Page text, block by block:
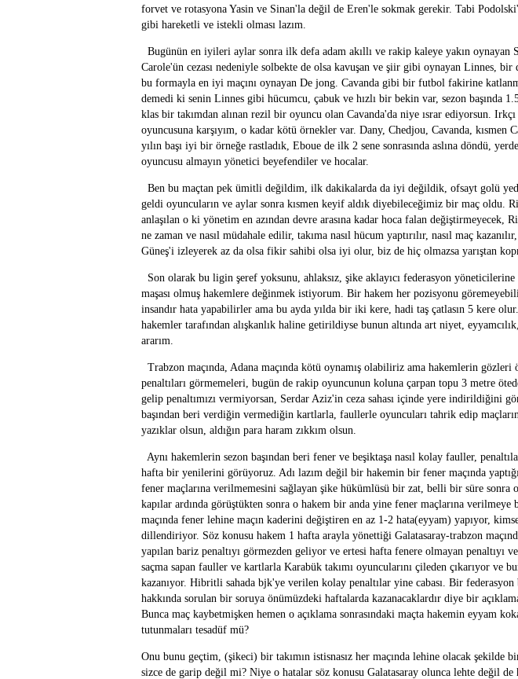
forvet ve rotasyona Yasin ve Sinan'la değil de Eren'le sokmak gerekir. Tabi
gibi hareketli ve istekli olması lazım.
Bugünün en iyileri aylar sonra ilk defa adam akıllı ve rakip kaleye yakın oynayan
Carole'ün cezası nedeniyle solbekte de olsa kavuşan ve şiir gibi oynayan Linnes, bir
bu formayla en iyi maçını oynayan De jong. Cavanda gibi bir futbol fakirine
demedi ki senin Linnes gibi hücumcu, çabuk ve hızlı bir bekin var, sezon başında
klas bir takımdan alınan rezil bir oyuncu olan Cavanda'da niye ısrar ediyorsun.
oyuncusuna karşıyım, o kadar kötü örnekler var. Dany, Chedjou, Cavanda, kısmen
yılın başı iyi bir örneğe rastladık, Eboue de ilk 2 sene sonrasında aslına döndü,
oyuncusu almayın yönetici beyefendiler ve hocalar.
Ben bu maçtan pek ümitli değildim, ilk dakikalarda da iyi değildik, ofsayt golü
geldi oyuncuların ve aylar sonra kısmen keyif aldık diyebileceğimiz bir maç oldu.
anlaşılan o ki yönetim en azından devre arasına kadar hoca falan değiştirmeyecek,
ne zaman ve nasıl müdahale edilir, takıma nasıl hücum yaptırılır, nasıl maç
Güneş'i izleyerek az da olsa fikir sahibi olsa iyi olur, biz de hiç olmazsa yarıştan
Son olarak bu ligin şeref yoksunu, ahlaksız, şike aklayıcı federasyon
maşası olmuş hakemlere değinmek istiyorum. Bir hakem her pozisyonu
insandır hata yapabilirler ama bu ayda yılda bir iki kere, hadi taş çatlasın 5 kere
hakemler tarafından alışkanlık haline getirildiyse bunun altında art niyet,
ararım.
Trabzon maçında, Adana maçında kötü oynamış olabiliriz ama hakemlerin gözleri
penaltıları görmemeleri, bugün de rakip oyuncunun koluna çarpan topu 3 metre
gelip penaltımızı vermiyorsan, Serdar Aziz'in ceza sahası içinde yere indirildiğini
başından beri verdiğin vermediğin kartlarla, faullerle oyuncuları tahrik edip
yazıklar olsun, aldığın para haram zıkkım olsun.
Aynı hakemlerin sezon başından beri fener ve beşiktaşa nasıl kolay fauller,
hafta bir yenilerini görüyoruz. Adı lazım değil bir hakemin bir fener maçında
fener maçlarına verilmemesini sağlayan şike hükümlüsü bir zat, belli bir süre sonra
kapılar ardında görüştükten sonra o hakem bir anda yine fener maçlarına verilmeye
maçında fener lehine maçın kaderini değiştiren en az 1-2 hata(eyyam) yapıyor,
dillendiriyor. Söz konusu hakem 1 hafta arayla yönettiği Galatasaray-trabzon
yapılan bariz penaltıyı görmezden geliyor ve ertesi hafta fenere olmayan penaltıyı
saçma sapan fauller ve kartlarla Karabük takımı oyuncularını çileden çıkarıyor ve
kazanıyor. Hibritli sahada bjk'ye verilen kolay penaltılar yine cabası. Bir federasyon
hakkında sorulan bir soruya önümüzdeki haftalarda kazanacaklardır diye bir
Bunca maç kaybetmişken hemen o açıklama sonrasındaki maçta hakemin eyyam
tutunmaları tesadüf mü?
Onu bunu geçtim, (şikeci) bir takımın istisnasız her maçında lehine olacak şekilde
sizce de garip değil mi? Niye o hatalar söz konusu Galatasaray olunca lehte değil